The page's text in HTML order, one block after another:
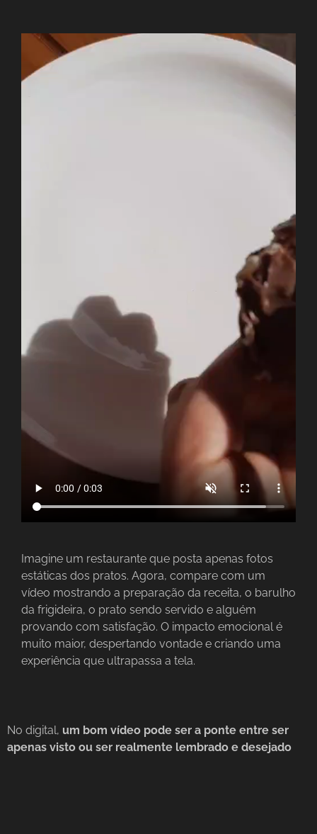
Imagine um restaurante que posta apenas fotos
estáticas dos pratos. Agora, compare com um
vídeo mostrando a preparação da receita, o barulho
da frigideira, o prato sendo servido e alguém
provando com satisfação. O impacto emocional é
muito maior, despertando vontade e criando uma
experiência que ultrapassa a tela.
No digital, um bom vídeo pode ser a ponte entre ser
apenas visto ou ser realmente lembrado e desejado